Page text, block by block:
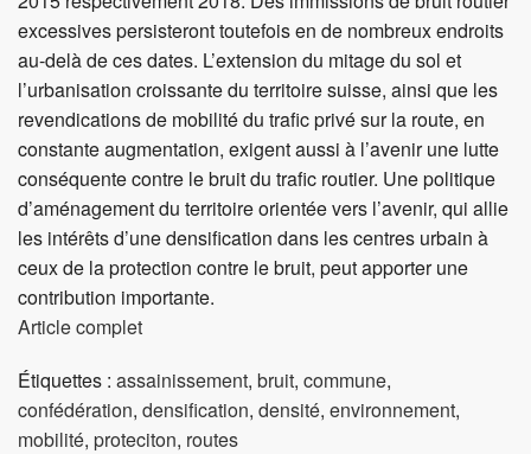
excessives persisteront toutefois en de nombreux endroits
au-delà de ces dates. L’extension du mitage du sol et
l’urbanisation croissante du territoire suisse, ainsi que les
revendications de mobilité du trafic privé sur la route, en
constante augmentation, exigent aussi à l’avenir une lutte
conséquente contre le bruit du trafic routier. Une politique
d’aménagement du territoire orientée vers l’avenir, qui allie
les intérêts d’une densification dans les centres urbain à
ceux de la protection contre le bruit, peut apporter une
contribution importante.
Article complet
Étiquettes : assainissement, bruit, commune,
confédération, densification, densité, environnement,
mobilité, proteciton, routes